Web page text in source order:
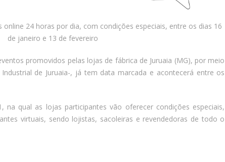
24 horas por dia, com condições especiais, entre os dias 16
de janeiro e 13 de fevereiro
promovidos pelas lojas de fábrica de Juruaia (MG), por meio
de Juruaia-, já tem data marcada e acontecerá entre os
na qual as lojas participantes vão oferecer condições especiais,
virtuais, sendo lojistas, sacoleiras e revendedoras de todo o